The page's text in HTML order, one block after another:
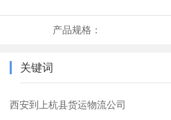
产品规格：
关键词
西安到上杭县货运物流公司